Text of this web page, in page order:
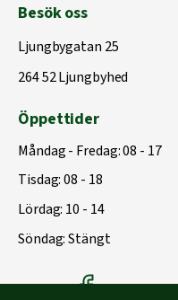
Besök oss
Ljungbygatan 25
264 52 Ljungbyhed
Öppettider
Måndag - Fredag: 08 - 17
Tisdag: 08 - 18
Lördag: 10 - 14
Söndag: Stängt